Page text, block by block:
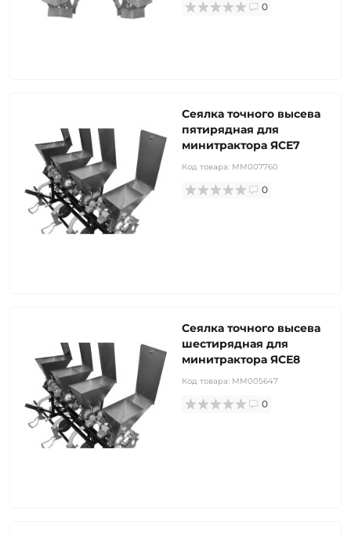
0
Сеялка точного высева
пятирядная для
минитрактора ЯСЕ7
Код товара: MM007760
0
Сеялка точного высева
шестирядная для
минитрактора ЯСЕ8
Код товара: MM005647
0